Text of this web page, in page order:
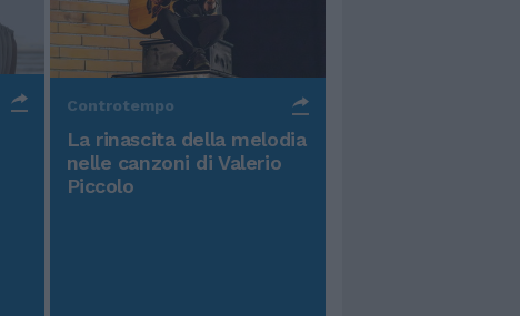
Controtempo
La rinascita della melodia
nelle canzoni di Valerio
Piccolo